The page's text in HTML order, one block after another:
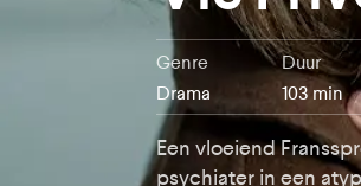
Genre
Drama
Duur
103 min
Een vloeiend
psychiater in een